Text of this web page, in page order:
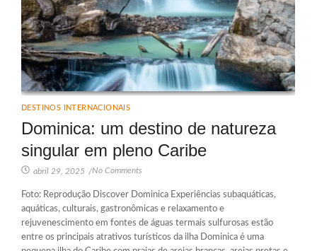
DESTINOS INTERNACIONAIS
Dominica: um destino de natureza
singular em pleno Caribe
abril 29, 2025 /No Comments
Foto: Reprodução Discover Dominica Experiências subaquáticas,
aquáticas, culturais, gastronômicas e relaxamento e
rejuvenescimento em fontes de águas termais sulfurosas estão
entre os principais atrativos turísticos da ilha Dominica é uma